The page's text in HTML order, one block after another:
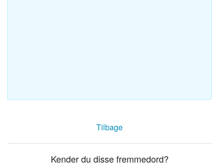
Tilbage
Kender du disse fremmedord?